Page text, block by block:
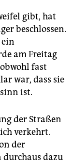
gibt, hat
beschlossen.
am Freitag
fast
war, dass sie
ist.
der Straßen
verkehrt.
der
durchaus dazu